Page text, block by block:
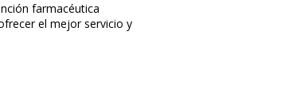
farmacéutica
el mejor servicio y